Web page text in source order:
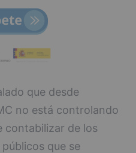
que desde
no está controlando
contabilizar de los
que se